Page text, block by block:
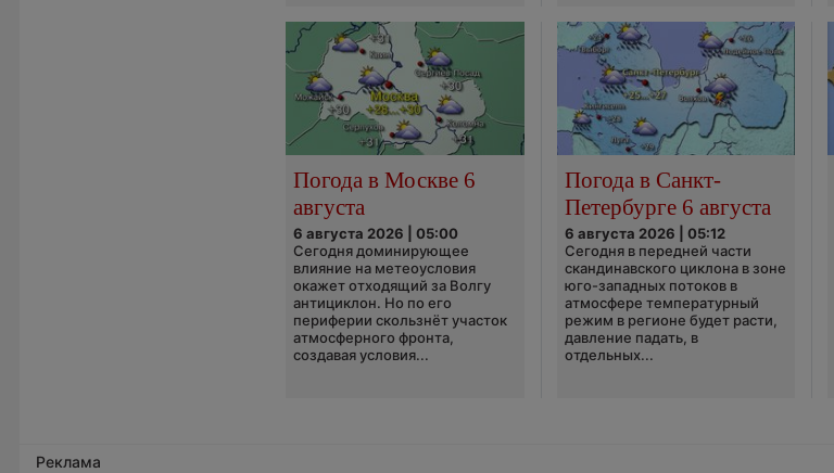
Погода в Москве 6
августа
6 августа 2026 | 05:00
Сегодня доминирующее
влияние на метеоусловия
окажет отходящий за Волгу
антициклон. Но по его
периферии скользнёт участок
атмосферного фронта,
создавая условия...
Погода в Санкт-
Петербурге 6 августа
6 августа 2026 | 05:12
Сегодня в передней части
скандинавского циклона в зоне
юго-западных потоков в
атмосфере температурный
режим в регионе будет расти,
давление падать, в
отдельных...
Реклама